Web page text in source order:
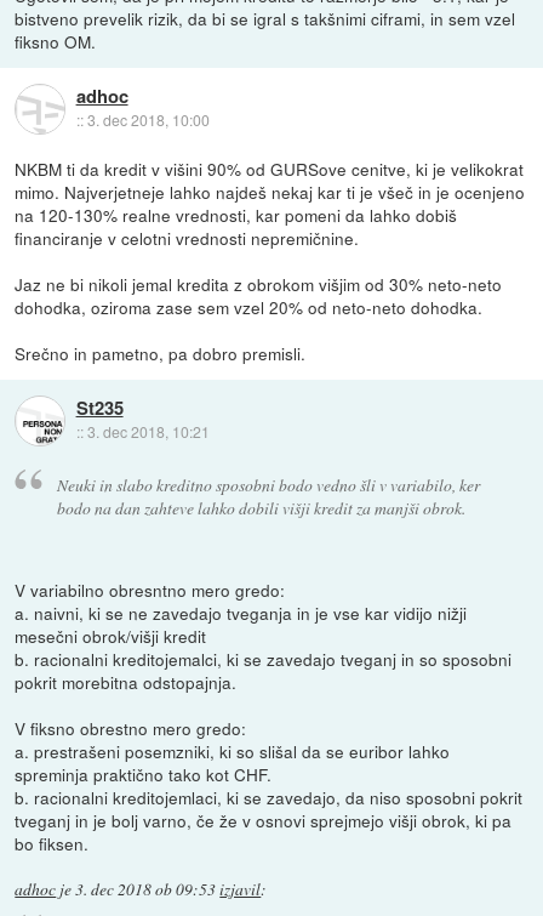
bistveno prevelik rizik, da bi se igral s takšnimi ciframi, in sem vzel
fiksno OM.
adhoc
::3. dec 2018, 10:00
NKBM ti da kredit v višini 90% od GURSove cenitve, ki je velikokrat
mimo. Najverjetneje lahko najdeš nekaj kar ti je všeč in je ocenjeno
na 120-130% realne vrednosti, kar pomeni da lahko dobiš
financiranje v celotni vrednosti nepremičnine.
Jaz ne bi nikoli jemal kredita z obrokom višjim od 30% neto-neto
dohodka, oziroma zase sem vzel 20% od neto-neto dohodka.
Srečno in pametno, pa dobro premisli.
St235
::3. dec 2018, 10:21
Neuki in slabo kreditno sposobni bodo vedno šli v variabilo, ker
bodo na dan zahteve lahko dobili višji kredit za manjši obrok.
V variabilno obresntno mero gredo:
a. naivni, ki se ne zavedajo tveganja in je vse kar vidijo nižji
mesečni obrok/višji kredit
b. racionalni kreditojemalci, ki se zavedajo tveganj in so sposobni
pokrit morebitna odstopajnja.
V fiksno obrestno mero gredo:
a. prestrašeni posemzniki, ki so slišal da se euribor lahko
spreminja praktično tako kot CHF.
b. racionalni kreditojemlaci, ki se zavedajo, da niso sposobni pokrit
tveganj in je bolj varno, če že v osnovi sprejmejo višji obrok, ki pa
bo fiksen.
adhoc je3. dec 2018 ob 09:53izjavil: